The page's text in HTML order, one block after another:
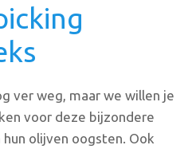
ver weg, maar we willen je
voor deze bijzondere
olijven oogsten. Ook